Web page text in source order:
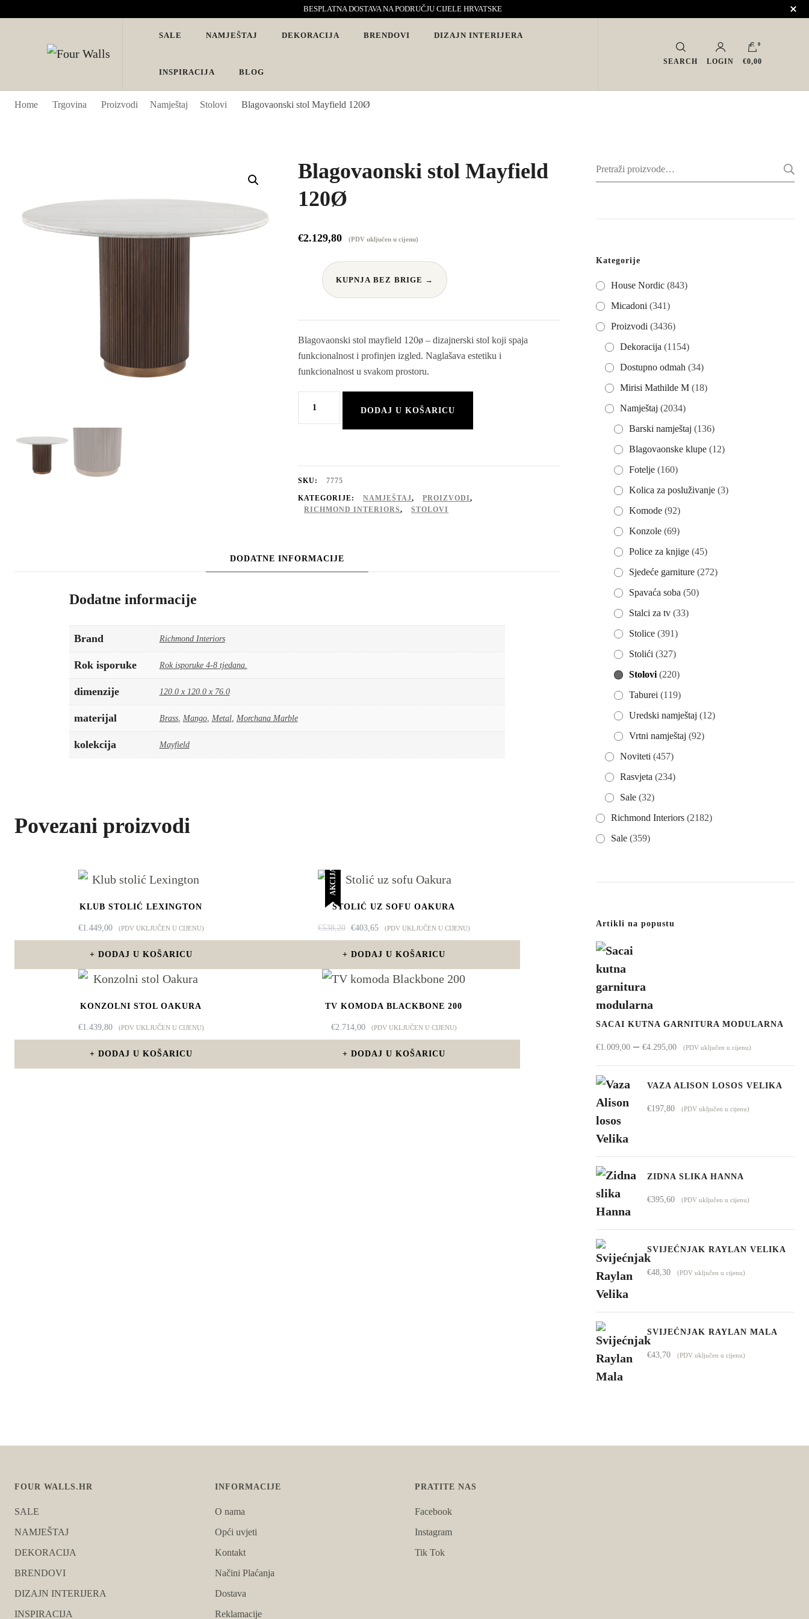
BESPLATNA DOSTAVA NA PODRUČJU CIJELE HRVATSKE
Four Walls
Sve za interijer po Vašoj mjeri. Salon namještaja, dekoracije i rasvjete. Interijeri s karakterom
SALE NAMJEŠTAJ DEKORACIJA BRENDOVI DIZAJN INTERIJERA
INSPIRACIJA BLOG
SEARCH LOGIN
0
€0,00
Home Trgovina Proizvodi Namještaj Stolovi Blagovaonski stol Mayfield 120Ø
Blagovaonski stol Mayfield
120Ø
€2.129,80 (PDV uključen u cijenu)
KUPNJA BEZ BRIGE →
Blagovaonski stol mayfield 120ø – dizajnerski stol koji spaja
funkcionalnost i profinjen izgled. Naglašava estetiku i
funkcionalnost u svakom prostoru.
stol
količina
DODAJ U KOŠARICU
SKU: 7775
KATEGORIJE: NAMJEŠTAJ, PROIZVODI,
RICHMOND INTERIORS, STOLOVI
DODATNE INFORMACIJE
Dodatne informacije
Brand Richmond Interiors
Rok isporuke Rok isporuke 4-8 tjedana.
dimenzije 120.0 x 120.0 x 76.0
materijal Brass, Mango, Metal, Morchana Marble
kolekcija Mayfield
Povezani proizvodi
KLUB STOLIĆ LEXINGTON
€1.449,00 (PDV UKLJUČEN U CIJENU)
DODAJ U KOŠARICU
AKCIJA!
STOLIĆ UZ SOFU OAKURA
€538,20
IZVORNA
CIJENA
BILA
€538,20.
€403,65TRENUTNA
CIJENA
JE:
(PDV UKLJUČEN U CIJENU)
DODAJ U KOŠARICU
KONZOLNI STOL OAKURA
€1.439,80 (PDV UKLJUČEN U CIJENU)
DODAJ U KOŠARICU
TV KOMODA BLACKBONE 200
€2.714,00 (PDV UKLJUČEN U CIJENU)
DODAJ U KOŠARICU
Pretraži:
Kategorije
House Nordic (843)
Micadoni (341)
Proizvodi (3436)
Dekoracija (1154)
Dostupno odmah (34)
Mirisi Mathilde M (18)
Namještaj (2034)
Barski namještaj (136)
Blagovaonske klupe (12)
Fotelje (160)
Kolica za posluživanje (3)
Komode (92)
Konzole (69)
Police za knjige (45)
Sjedeće garniture (272)
Spavaća soba (50)
Stalci za tv (33)
Stolice (391)
Stolići (327)
Stolovi (220)
Taburei (119)
Uredski namještaj (12)
Vrtni namještaj (92)
Noviteti (457)
Rasvjeta (234)
Sale (32)
Richmond Interiors (2182)
Sale (359)
Artikli na popustu
SACAI KUTNA GARNITURA MODULARNA
€1.009,00 – €4.295,00Raspon
cijena:
od
(PDV uključen u cijenu)
VAZA ALISON LOSOS VELIKA
€197,80 (PDV uključen u cijenu)
ZIDNA SLIKA HANNA
€395,60 (PDV uključen u cijenu)
SVIJEĆNJAK RAYLAN VELIKA
€48,30 (PDV uključen u cijenu)
SVIJEĆNJAK RAYLAN MALA
€43,70 (PDV uključen u cijenu)
FOUR WALLS.HR
SALE
NAMJEŠTAJ
DEKORACIJA
BRENDOVI
DIZAJN INTERIJERA
INSPIRACIJA
INFORMACIJE
O nama
Opći uvjeti
Kontakt
Načini Plaćanja
Dostava
Reklamacije
PRATITE NAS
Facebook
Instagram
Tik Tok